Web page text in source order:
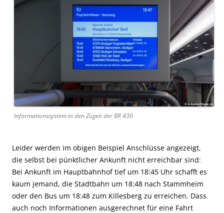
Informationssystem in den Zügen der BR 430
Leider werden im obigen Beispiel Anschlüsse angezeigt,
die selbst bei pünktlicher Ankunft nicht erreichbar sind:
Bei Ankunft im Hauptbahnhof tief um 18:45 Uhr schafft es
kaum jemand, die Stadtbahn um 18:48 nach Stammheim
oder den Bus um 18:48 zum Killesberg zu erreichen. Dass
auch noch Informationen ausgerechnet für eine Fahrt